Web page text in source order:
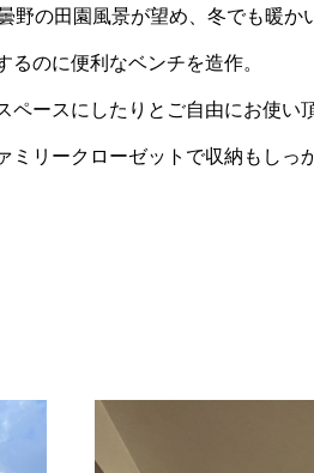
の田園風景が望め、冬でも暖か
のに便利なベンチを造作。
ースにしたりとご自由にお使い
リークローゼットで収納もしっ